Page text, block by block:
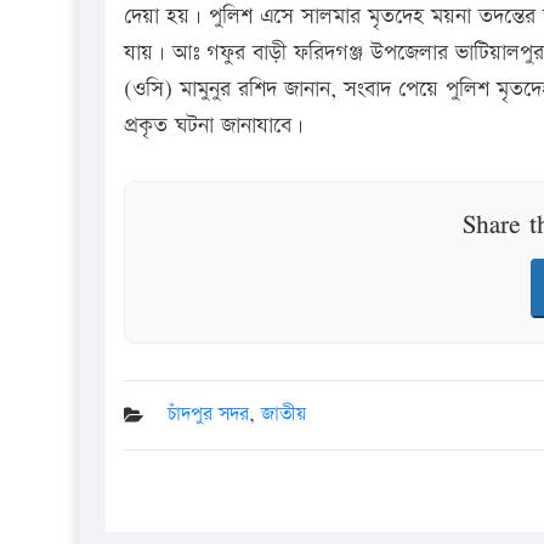
দেয়া হয়। পুলিশ এসে সালমার মৃতদেহ ময়না
যায়। আঃ গফুর বাড়ী ফরিদগঞ্জ উপজেলার ভাটিয়ালপুর
(ওসি) মামুনুর রশিদ জানান, সংবাদ পেয়ে পুলিশ
প্রকৃত ঘটনা জানাযাবে।
Share
চাঁদপুর সদর,জাতীয়